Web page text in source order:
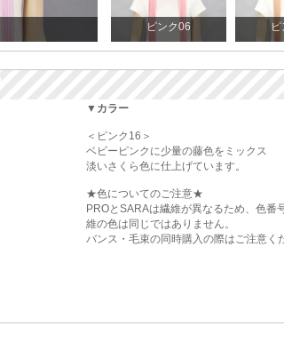
ピンク06
▼カラー
＜ピンク16＞
ベビーピンクに少量の藤色をミックス
淡いさくら色に仕上げています。
★色についてのご注意★
PROとSARAは繊維が異なるため、色番
維の色は同じではありません。
バンス・毛束の同時購入の際はご注意く